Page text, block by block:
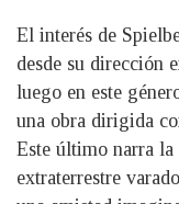
El interés de
desde su dirección
luego en este
una obra dirigida
Este último narra
extraterrestre